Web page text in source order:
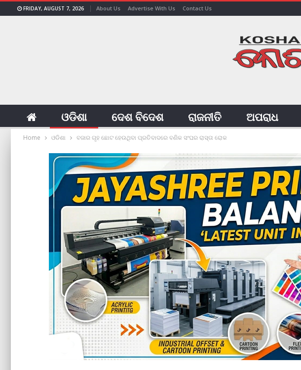
FRIDAY, AUGUST 7, 2026 About Us Advertise With Us Contact Us
ଓଡିଶା ଦେଶ ବିଦେଶ ରାଜନୀତି ଅପରାଧ
Home ଓଡିଶା ବଜାର ଗୃହ ଛୋଟ ହେଉଥିବା ପ୍ରତିବାଦରେ ବଣିକ ସଂଘର ରାସ୍ତା ରୋକ